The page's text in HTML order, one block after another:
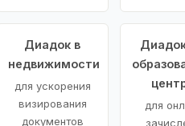
Диадок в
недвижимости
для ускорения
визирования
документов
для